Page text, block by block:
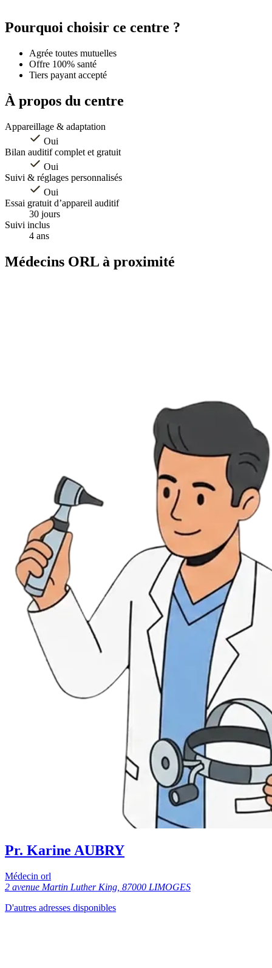
+
Pourquoi choisir ce centre ?
Agrée toutes mutuelles
Offre 100% santé
Tiers payant accepté
À propos du centre
Appareillage & adaptation
Oui
Bilan auditif complet et gratuit
Oui
Suivi & réglages personnalisés
Oui
Essai gratuit d’appareil auditif
30 jours
Suivi inclus
4 ans
Médecins ORL à proximité
Pr. Karine AUBRY
Médecin orl
2 avenue Martin Luther King, 87000 LIMOGES
D'autres adresses disponibles